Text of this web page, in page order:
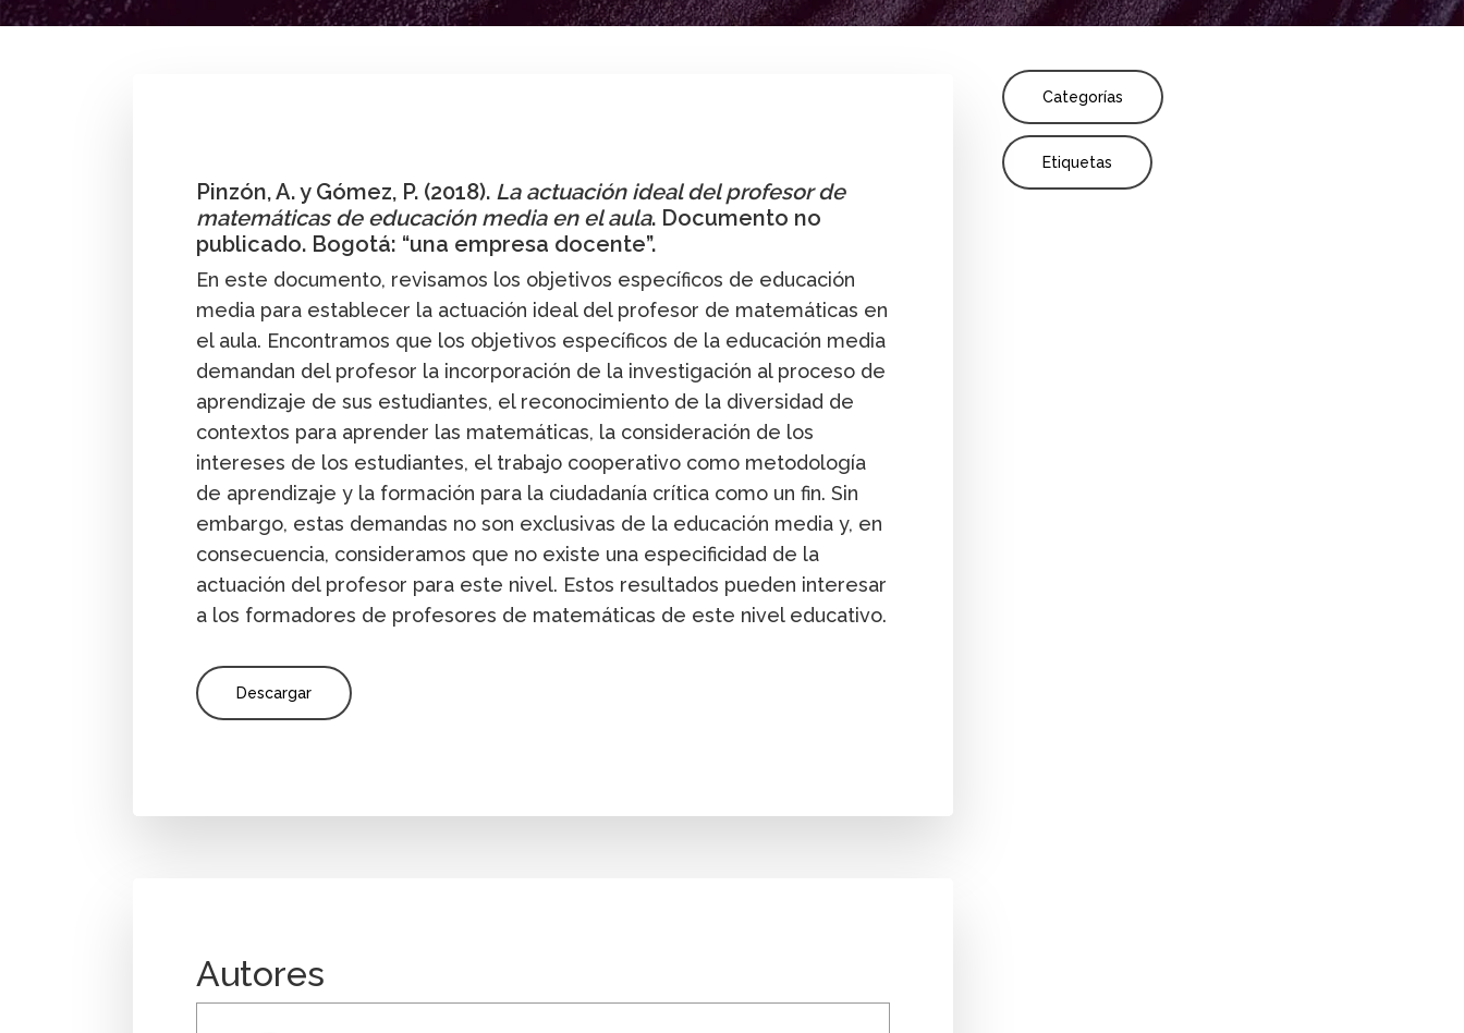
Formación profesional
Pinzón, A. y Gómez, P. (2018). La actuación ideal del profesor de
matemáticas de educación media en el aula. Documento no
publicado. Bogotá: “una empresa docente”.
En este documento, revisamos los objetivos específicos de educación
media para establecer la actuación ideal del profesor de matemáticas en
el aula. Encontramos que los objetivos específicos de la educación media
demandan del profesor la incorporación de la investigación al proceso de
aprendizaje de sus estudiantes, el reconocimiento de la diversidad de
contextos para aprender las matemáticas, la consideración de los
intereses de los estudiantes, el trabajo cooperativo como metodología
de aprendizaje y la formación para la ciudadanía crítica como un fin. Sin
embargo, estas demandas no son exclusivas de la educación media y, en
consecuencia, consideramos que no existe una especificidad de la
actuación del profesor para este nivel. Estos resultados pueden interesar
a los formadores de profesores de matemáticas de este nivel educativo.
Descargar
Autores
Categorías
Etiquetas